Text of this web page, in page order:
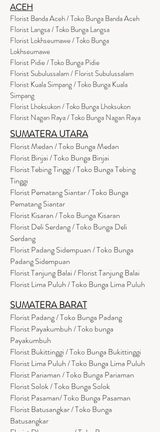
ACEH
Florist Banda Aceh / Toko Bunga Banda Aceh
Florist Langsa / Toko Bunga Langsa
Florist Lokhseumawe / Toko Bunga
Lokhseumawe
Florist Pidie / Toko Bunga Pidie
Florist Subulussalam / Florist Subulussalam
Florist Kuala Simpang / Toko Bunga Kuala
Simpang
Florist Lhoksukon / Toko Bunga Lhoksukon
Florist Nagan Raya / Toko Bunga Nagan Raya
SUMATERA UTARA
Florist Medan / Toko Bunga Medan
Florist Binjai / Toko Bunga Binjai
Florist Tebing Tinggi / Toko Bunga Tebing
Tinggi
Florist Pematang Siantar / Toko Bunga
Pematang Siantar
Florist Kisaran / Toko Bunga Kisaran
Florist Deli Serdang / Toko Bunga Deli
Serdang
Florist Padang Sidempuan / Toko Bunga
Padang Sidempuan
Florist Tanjung Balai / Florist Tanjung Balai
Florist Lima Puluh / Toko Bunga Lima Puluh
SUMATERA BARAT
Florist Padang / Toko Bunga Padang
Florist Payakumbuh / Toko bunga
Payakumbuh
Florist Bukittinggi / Toko Bunga Bukittinggi
Florist Lima Puluh / Toko Bunga Lima Puluh
Florist Pariaman / Toko Bunga Pariaman
Florist Solok / Toko Bunga Solok
Florist Pasaman/ Toko Bunga Pasaman
Florist Batusangkar / Toko Bunga
Batusangkar